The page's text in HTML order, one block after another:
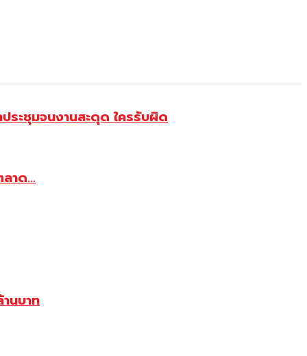
ระชุมจนงานสะดุด ใครรับผิด
าด...
นบาท